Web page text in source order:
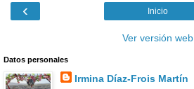
‹ Inicio
Ver versión web
Datos personales
Irmina Díaz-Frois Martín